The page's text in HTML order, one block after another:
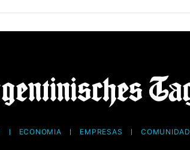
ECONOMÍA EMPRESAS COMUNIDAD